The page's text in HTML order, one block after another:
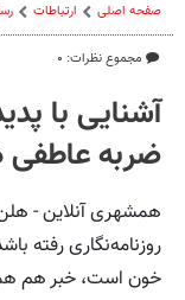
صفحه اصلی ارتباطات
مجموع نظرات: ۰
آشنایی با
ضربه عاطفی
همشهری آنلاین -
روزنامه‌نگاری رفته
خون است، خبر‌ هم